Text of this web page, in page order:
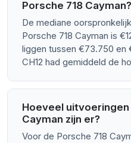
Porsche 718 Cayman?
De mediane
Porsche 718 Cayman is
liggen tussen €73.750 en
CH12 had gemiddeld de
Hoeveel uitvoeringen
Cayman zijn er?
Voor de Porsche 718